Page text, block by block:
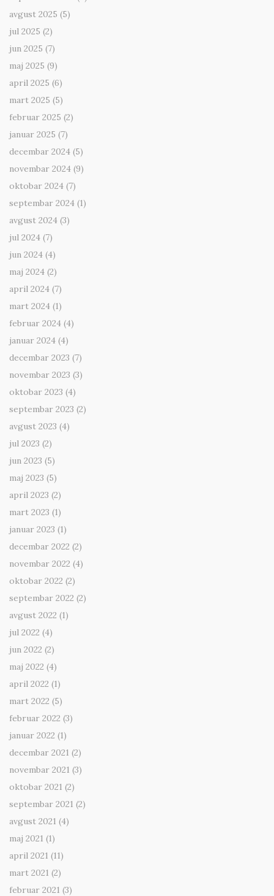
avgust 2025 (5)
jul 2025 (2)
jun 2025 (7)
maj 2025 (9)
april 2025 (6)
mart 2025 (5)
februar 2025 (2)
januar 2025 (7)
decembar 2024 (5)
novembar 2024 (9)
oktobar 2024 (7)
septembar 2024 (1)
avgust 2024 (3)
jul 2024 (7)
jun 2024 (4)
maj 2024 (2)
april 2024 (7)
mart 2024 (1)
februar 2024 (4)
januar 2024 (4)
decembar 2023 (7)
novembar 2023 (3)
oktobar 2023 (4)
septembar 2023 (2)
avgust 2023 (4)
jul 2023 (2)
jun 2023 (5)
maj 2023 (5)
april 2023 (2)
mart 2023 (1)
januar 2023 (1)
decembar 2022 (2)
novembar 2022 (4)
oktobar 2022 (2)
septembar 2022 (2)
avgust 2022 (1)
jul 2022 (4)
jun 2022 (2)
maj 2022 (4)
april 2022 (1)
mart 2022 (5)
februar 2022 (3)
januar 2022 (1)
decembar 2021 (2)
novembar 2021 (3)
oktobar 2021 (2)
septembar 2021 (2)
avgust 2021 (4)
maj 2021 (1)
april 2021 (11)
mart 2021 (2)
februar 2021 (3)